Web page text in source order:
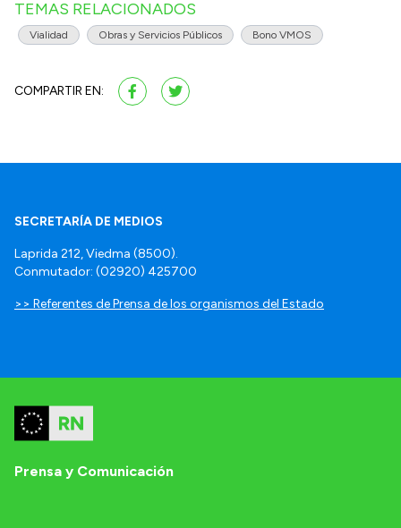
TEMAS RELACIONADOS
Vialidad Obras y Servicios Públicos Bono VMOS
COMPARTIR EN:
SECRETARÍA DE MEDIOS
Laprida 212, Viedma (8500).
Conmutador: (02920) 425700
>> Referentes de Prensa de los organismos del Estado
Prensa y Comunicación